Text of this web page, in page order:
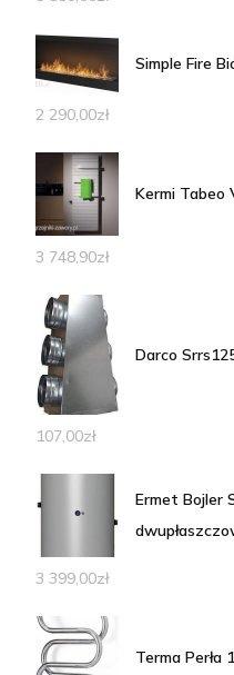
Simple Fire
2 290,00zł
Kermi Tabeo
3 748,90zł
Darco
107,00zł
Ermet Bojler
3 399,00zł
Terma Perła